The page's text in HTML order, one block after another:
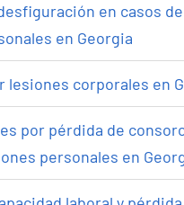
en casos de
en Georgia
lesiones corporales en
por pérdida de
personales en